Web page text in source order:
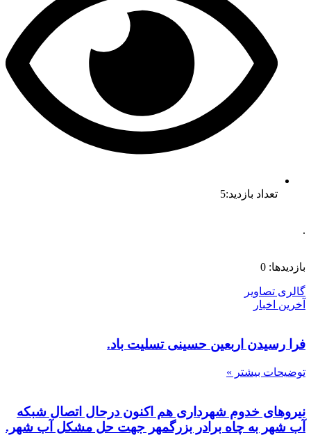
تعداد بازدید:5
.
بازدیدها: 0
گالری تصاویر
آخرین اخبار
فرا رسیدن اربعین حسینی تسلیت باد.
توضیحات بیشتر »
نیروهای خدوم شهرداری هم اکنون درحال اتصال شبکه
آب شهر به چاه برادر بزرگمهر جهت حل مشکل آب شهر.